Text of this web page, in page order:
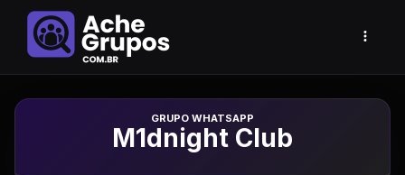
Grupo de Whatsapp
M1dnight Club